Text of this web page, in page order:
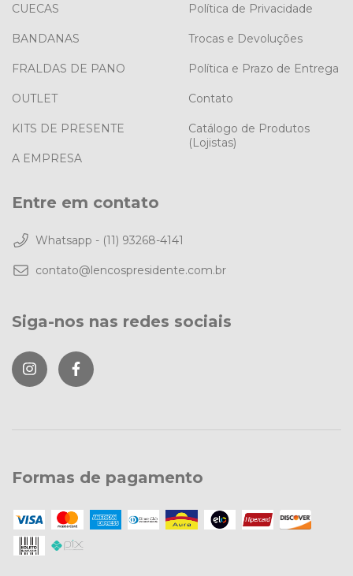
CUECAS
BANDANAS
FRALDAS DE PANO
OUTLET
KITS DE PRESENTE
A EMPRESA
Política de Privacidade
Trocas e Devoluções
Política e Prazo de Entrega
Contato
Catálogo de Produtos
(Lojistas)
Entre em contato
Whatsapp - (11) 93268-4141
contato@lencospresidente.com.br
Siga-nos nas redes sociais
Formas de pagamento